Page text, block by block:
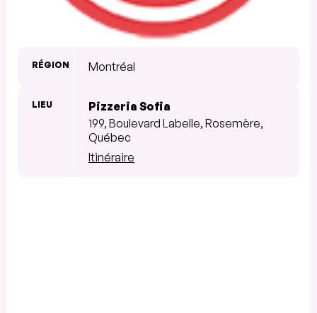
RÉGION Montréal
LIEU
Pizzeria Sofia
199, Boulevard Labelle, Rosemère,
Québec
Itinéraire